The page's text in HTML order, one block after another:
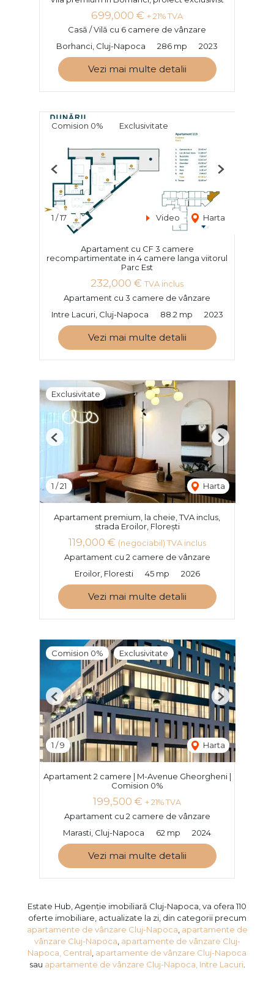
699,000 € + 21% TVA
Casă / Vilă cu 6 camere de vânzare
Borhanci, Cluj-Napoca
286 mp 2023
Vezi mai multe detalii
Comision 0% Exclusivitate
1 /17 Video Harta
Previous Next
Apartament cu CF 3 camere
recompartimentate in 4 camere langa viitorul
Parc Est
232,000 € TVA inclus
Apartament cu 3 camere de vânzare
Intre Lacuri, Cluj-Napoca
88.2 mp 2023
Vezi mai multe detalii
Exclusivitate
1 /21 Harta
Previous Next
Apartament premium, la cheie, TVA inclus,
strada Eroilor, Florești
119,000 € (negociabil) TVA inclus
Apartament cu 2 camere de vânzare
Eroilor, Floresti
45 mp 2026
Vezi mai multe detalii
Comision 0% Exclusivitate
1 /9 Harta
Previous Next
Apartament 2 camere | M-Avenue Gheorgheni |
Comision 0%
199,500 € + 21% TVA
Apartament cu 2 camere de vânzare
Marasti, Cluj-Napoca
62 mp 2024
Vezi mai multe detalii
Estate Hub, Agenție imobiliară Cluj-Napoca, va ofera 110
oferte imobiliare, actualizate la zi, din categorii precum
apartamente de vânzare Cluj-Napoca apartamente de
vânzare Cluj-Napoca apartamente de vânzare Cluj-
Napoca, Central apartamente de vânzare Cluj-Napoca
sau apartamente de vânzare Cluj-Napoca, Intre Lacuri.